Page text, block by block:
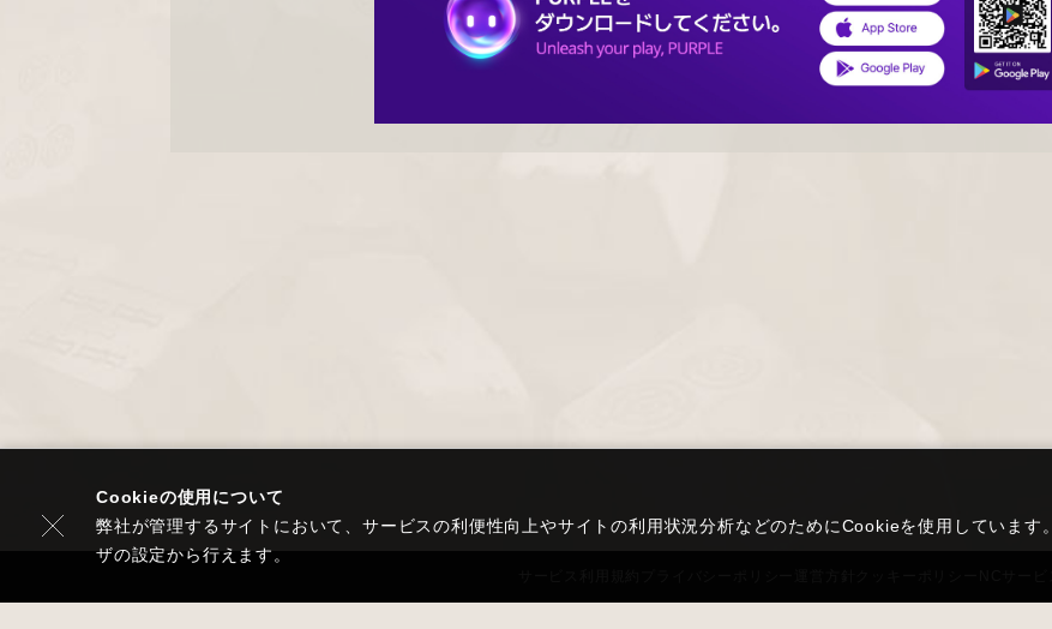
Cookieの使用について
弊社が管理するサイトにおいて、サービスの利便性向上やサイトの利用状況分析などのためにCookieを使用しています。
ザの設定から行えます。